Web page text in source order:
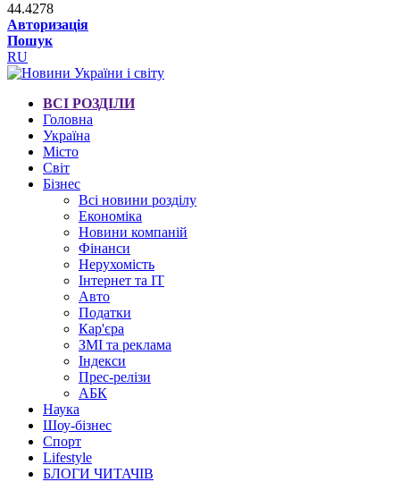
44.4278
Авторизація
Пошук
RU
ВСІ РОЗДІЛИ
Головна
Україна
Місто
Світ
Бізнес
Всі новини розділу
Економіка
Новини компаній
Фінанси
Нерухомість
Інтернет та IT
Авто
Податки
Кар'єра
ЗМІ та реклама
Індекси
Прес-релізи
АБК
Наука
Шоу-бізнес
Спорт
Lifestyle
БЛОГИ ЧИТАЧІВ